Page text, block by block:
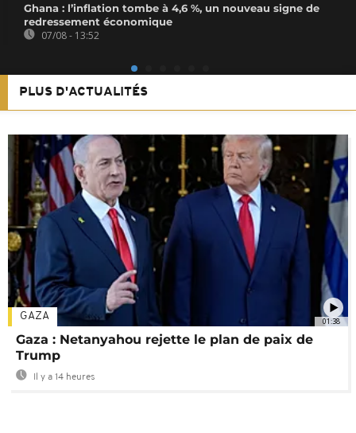
Ghana : l’inflation tombe à 4,6 %, un nouveau signe de
redressement économique
07/08 - 13:52
PLUS D'ACTUALITÉS
01:38
GAZA
Gaza : Netanyahou rejette le plan de paix de
Trump
Il y a 14 heures